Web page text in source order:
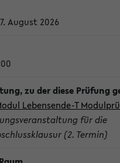
August 2026
Lebensende-T
für die
(2. Termin)